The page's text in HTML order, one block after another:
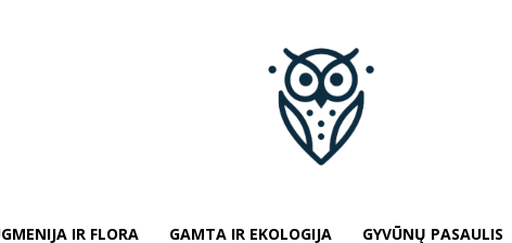
IR FLORA GAMTA IR EKOLOGIJA GYVŪNŲ PASAULIS